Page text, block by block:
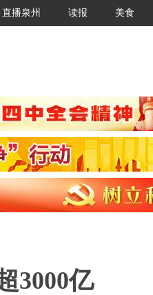
直播泉州 读报 美食
3000亿